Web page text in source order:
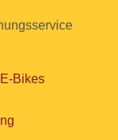
Bikes